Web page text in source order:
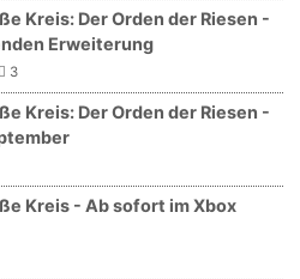
Kreis: Der Orden der Riesen -
Erweiterung
3
Kreis: Der Orden der Riesen -
Kreis - Ab sofort im Xbox